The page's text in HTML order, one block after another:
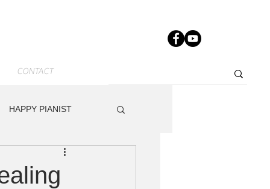
CONTACT
HAPPY PIANIST
Other